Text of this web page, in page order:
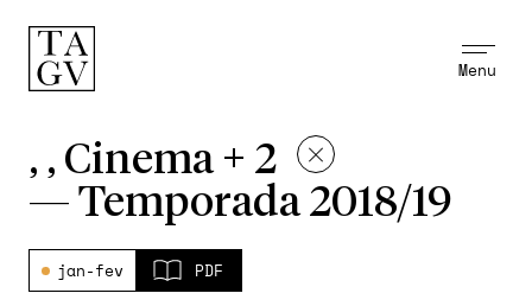
Menu
, , Cinema + 2
— Temporada 2018/19
jan-fev PDF